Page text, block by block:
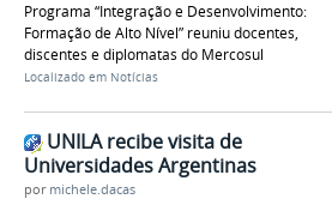
Programa “Integração e Desenvolvimento:
Formação de Alto Nível” reuniu docentes,
discentes e diplomatas do Mercosul
Localizado em Notícias
UNILA recibe visita de
Universidades Argentinas
por michele.dacas